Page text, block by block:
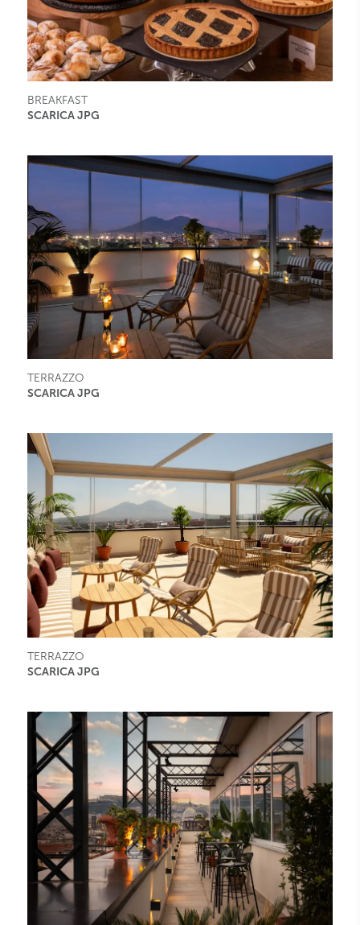
BREAKFAST
SCARICA JPG
TERRAZZO
SCARICA JPG
TERRAZZO
SCARICA JPG